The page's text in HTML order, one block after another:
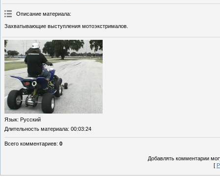
Описание материала:
Захватывающие выступления мотоэкстрималов.
Язык: Русский
Длительность материала: 00:03:24
Всего комментариев: 0
Добавлять комментарии
[